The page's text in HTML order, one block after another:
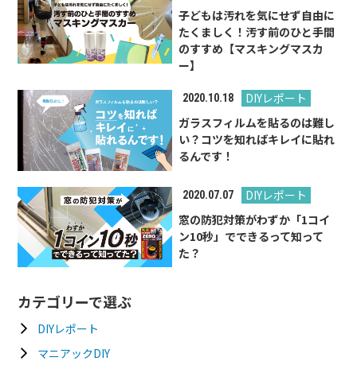
子どもは汚れを気にせず自由に
たくましく！汚す前のひと手間
のすすめ【マスキングマスカ
ー】
2020.10.18
DIYレポート
ガラスフィルムを貼るのは難し
い？コツを知ればキレイに貼れ
るんです！
2020.07.07
DIYレポート
窓の防犯対策がわずか「1コイ
ン10秒」でできるって知って
た？
カテゴリーで選ぶ
DIYレポート
マニアックDIY